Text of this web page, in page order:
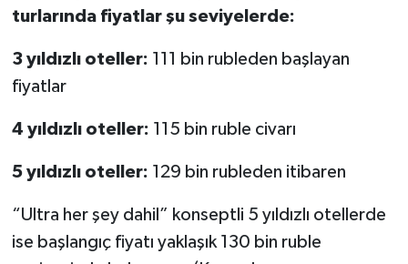
turlarında fiyatlar şu seviyelerde:
3 yıldızlı oteller: 111 bin rubleden başlayan
fiyatlar
4 yıldızlı oteller: 115 bin ruble civarı
5 yıldızlı oteller: 129 bin rubleden itibaren
“Ultra her şey dahil” konseptli 5 yıldızlı otellerde
ise başlangıç fiyatı yaklaşık 130 bin ruble